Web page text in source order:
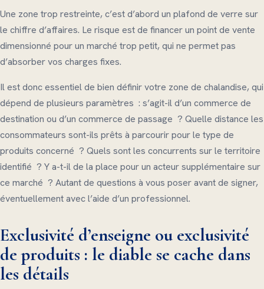
Une zone trop restreinte, c’est d’abord un plafond de verre sur
le chiffre d’affaires. Le risque est de financer un point de vente
dimensionné pour un marché trop petit, qui ne permet pas
d’absorber vos charges fixes.
Il est donc essentiel de bien définir votre zone de chalandise, qui
dépend de plusieurs paramètres : s’agit-il d’un commerce de
destination ou d’un commerce de passage ? Quelle distance les
consommateurs sont-ils prêts à parcourir pour le type de
produits concerné ? Quels sont les concurrents sur le territoire
identifié ? Y a-t-il de la place pour un acteur supplémentaire sur
ce marché ? Autant de questions à vous poser avant de signer,
éventuellement avec l’aide d’un professionnel.
Exclusivité d’enseigne ou exclusivité
de produits : le diable se cache dans
les détails